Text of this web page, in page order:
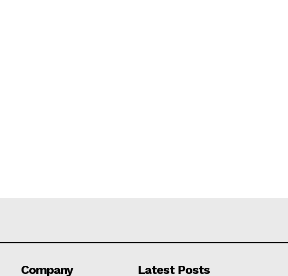
Company Latest Posts